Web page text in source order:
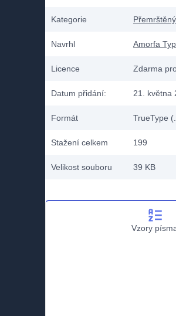
Kategorie Přemrštěný
Navrhl Amorfa
Licence Zdarma
Datum přidání: 21. května
Formát TrueType
Stažení celkem 199
Velikost souboru 39 KB
Vzory